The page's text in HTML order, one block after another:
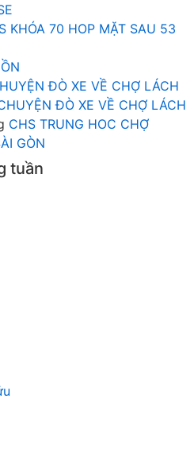
KHÓA 70 HOP MẶT SAU 53
ĐÒ XE VỀ CHỢ LÁCH
ĐÒ XE VỀ CHỢ LÁCH
CHS TRUNG HOC CHỢ
GÒN
tuần